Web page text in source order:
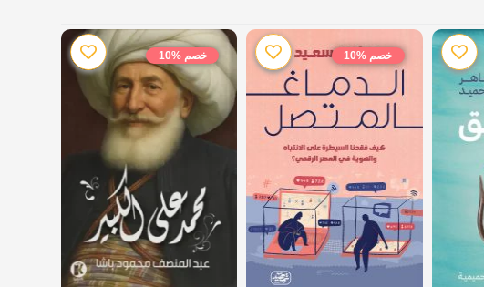
خصم %10 خصم %10